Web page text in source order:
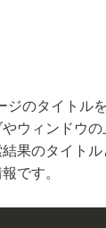
ジのタイトル
ウィンドウ
果のタイト
です。